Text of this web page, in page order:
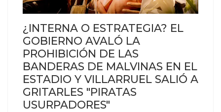
¿INTERNA O ESTRATEGIA? EL
GOBIERNO AVALÓ LA
PROHIBICIÓN DE LAS
BANDERAS DE MALVINAS EN EL
ESTADIO Y VILLARRUEL SALIÓ A
GRITARLES "PIRATAS
USURPADORES"